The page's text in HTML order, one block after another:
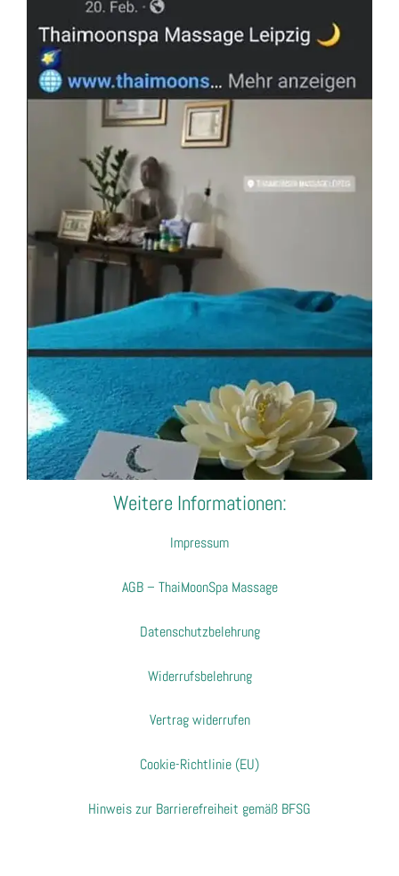
Weitere Informationen:
Impressum
AGB – ThaiMoonSpa Massage
Datenschutzbelehrung
Widerrufsbelehrung
Vertrag widerrufen
Cookie-Richtlinie (EU)
Hinweis zur Barrierefreiheit gemäß BFSG